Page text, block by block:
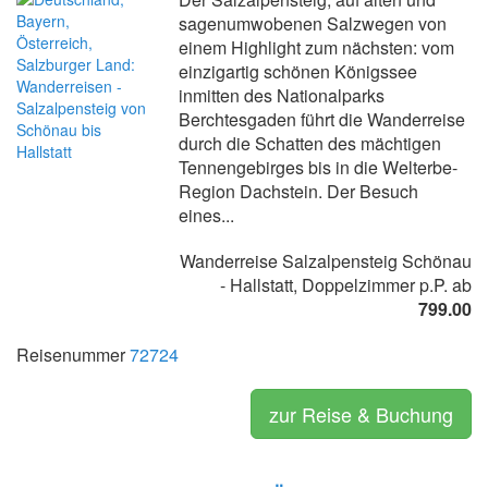
sagenumwobenen Salzwegen von
einem Highlight zum nächsten: vom
einzigartig schönen Königssee
inmitten des Nationalparks
Berchtesgaden führt die Wanderreise
durch die Schatten des mächtigen
Tennengebirges bis in die Welterbe-
Region Dachstein. Der Besuch
eines...
Wanderreise Salzalpensteig Schönau
- Hallstatt, Doppelzimmer p.P. ab
799.00
Reisenummer72724
zur Reise & Buchung